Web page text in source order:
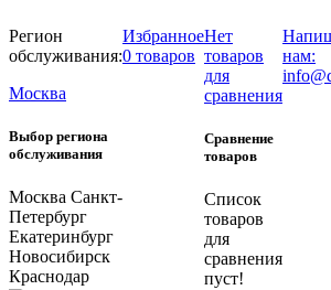
Регион
обслуживания:
Москва
Выбор региона
обслуживания
Москва Санкт-
Петербург
Екатеринбург
Новосибирск
Краснодар
Избранное
0 товаров
Нет
товаров
для
сравнения
Сравнение
товаров
Список
товаров
для
сравнения
пуст!
нам: